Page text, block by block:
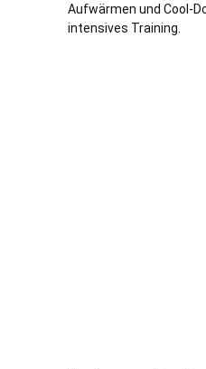
Aufwärmen und Cool-
intensives Training.